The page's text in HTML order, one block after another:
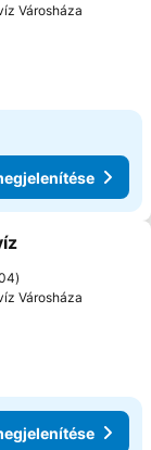
Városháza
Városháza